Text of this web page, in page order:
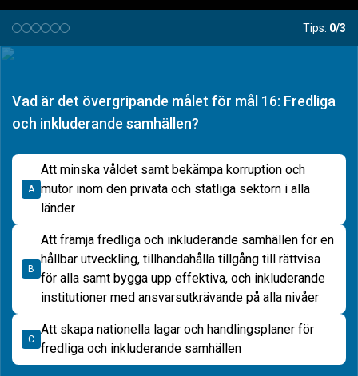
Tips: 0/3
Vad är det övergripande målet för mål 16: Fredliga
och inkluderande samhällen?
A
Att minska våldet samt bekämpa korruption och
mutor inom den privata och statliga sektorn i alla
länder
B
Att främja fredliga och inkluderande samhällen för en
hållbar utveckling, tillhandahålla tillgång till rättvisa
för alla samt bygga upp effektiva, och inkluderande
institutioner med ansvarsutkrävande på alla nivåer
C
Att skapa nationella lagar och handlingsplaner för
fredliga och inkluderande samhällen